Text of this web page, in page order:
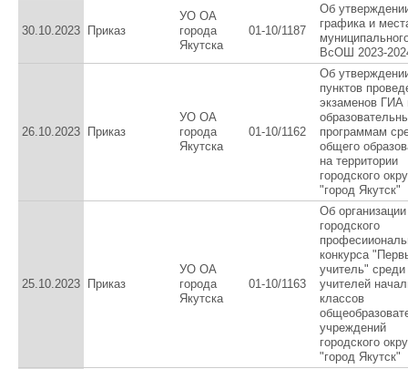
30.10.2023 Приказ
УО ОА
города
Якутска
01-10/1187
Об
графика и
ВсОШ 2023-
26.10.2023 Приказ
УО ОА
города
Якутска
01-10/1162
Об
пунктов
экзаменов ГИА
программам
общего
на территории
городского
"город Якутск"
25.10.2023 Приказ
УО ОА
города
Якутска
01-10/1163
Об организации
городского
конкурса
учитель" среди
учителей
классов
учреждений
городского
"город Якутск"